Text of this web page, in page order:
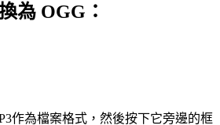
為 OGG：
作為檔案格式，然後按下它旁邊的框